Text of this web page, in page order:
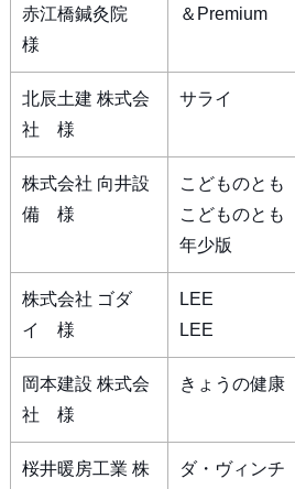
赤江橋鍼灸院
様
＆Premium
北辰土建 株式会
社 様
サライ
株式会社 向井設
備 様
こどものとも
こどものとも
年少版
株式会社 ゴダ
イ 様
LEE
LEE
岡本建設 株式会
社 様
きょうの健康
桜井暖房工業 株
ダ・ヴィンチ